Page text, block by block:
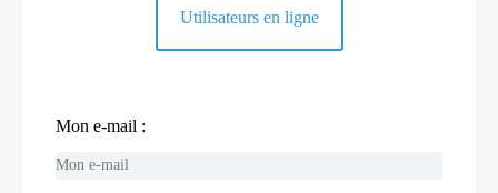
Utilisateurs en ligne
Mon e-mail :